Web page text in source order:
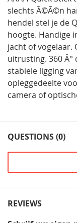
slechts Ã©Ã©n
hendel stel je de
hoogte. Handige
jacht of vogelaar.
uitrusting. 360 Â°
stabiele ligging
opleggedeelte
camera of
QUESTIONS (0)
REVIEWS